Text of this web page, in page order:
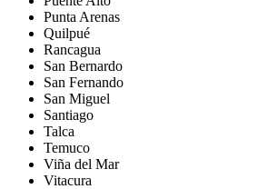
Punta Arenas
Quilpué
Rancagua
San Bernardo
San Fernando
San Miguel
Santiago
Talca
Temuco
Viña del Mar
Vitacura